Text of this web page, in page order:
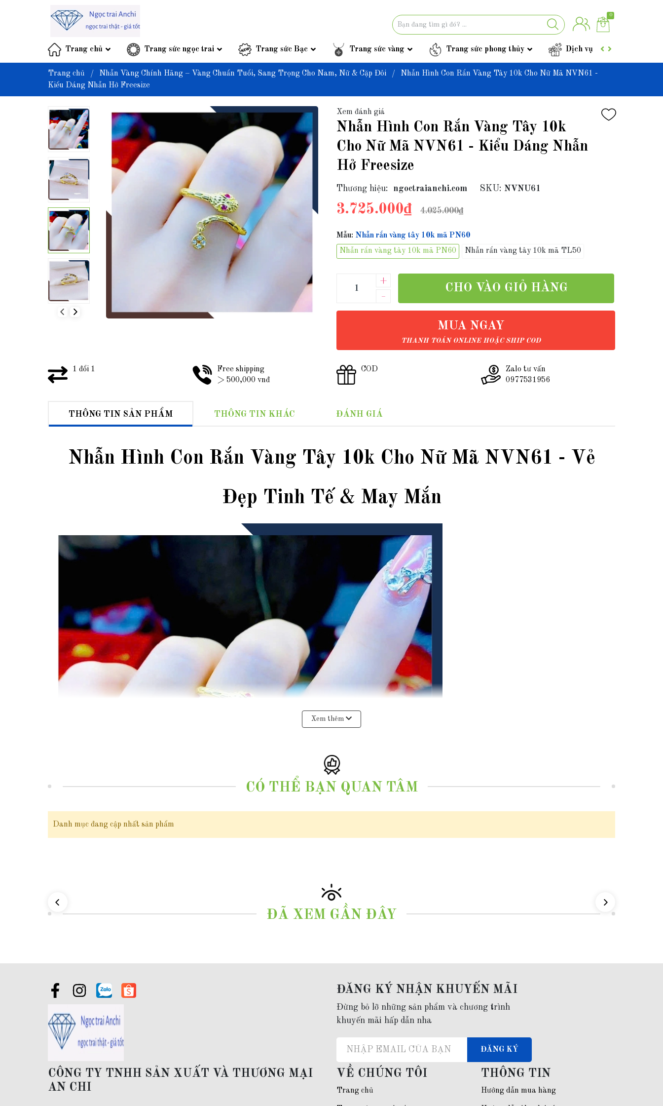
0
Trang chủ Trang sức ngọc trai Trang sức Bạc Trang sức vàng Trang sức phong thủy Dịch vụ
Trang chủ / Nhẫn Vàng Chính Hãng – Vàng Chuẩn Tuổi, Sang Trọng Cho Nam, Nữ & Cặp Đôi /
Nhẫn Hình Con Rắn Vàng Tây 10k Cho Nữ Mã NVN61 -
Kiểu Dáng Nhẫn Hở Freesize
Xem đánh giá
Nhẫn Hình Con Rắn Vàng Tây 10k
Cho Nữ Mã NVN61 - Kiểu Dáng Nhẫn
Hở Freesize
Thương hiệu: ngoctraianchi.com SKU: NVNU61
3.725.000₫ 4.025.000₫
Mẫu: Nhẫn rắn vàng tây 10k mã PN60
Nhẫn rắn vàng tây 10k mã PN60
Nhẫn rắn vàng tây 10k mã TL50
–
+
CHO VÀO GIỎ HÀNG
MUA NGAY
THANH TOÁN ONLINE HOẶC SHIP COD
1 đổi 1
Free shipping
> 500,000 vnđ
COD
Zalo tư vấn
0977531956
THÔNG TIN SẢN PHẨM THÔNG TIN KHÁC ĐÁNH GIÁ
Nhẫn Hình Con Rắn Vàng Tây 10k Cho Nữ Mã NVN61 - Vẻ
Đẹp Tinh Tế & May Mắn
Xem thêm
CÓ THỂ BẠN QUAN TÂM
Danh mục đang cập nhất sản phẩm
ĐÃ XEM GẦN ĐÂY
ĐĂNG KÝ NHẬN KHUYẾN MÃI
Đừng bỏ lỡ những sản phẩm và chương trình
khuyến mãi hấp dẫn nha
ĐĂNG KÝ
CÔNG TY TNHH SẢN XUẤT VÀ THƯƠNG MẠI
AN CHI
VỀ CHÚNG TÔI
Trang chủ
THÔNG TIN
Hướng dẫn mua hàng